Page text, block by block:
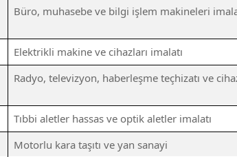
Büro, muhasebe ve bilgi işlem makineleri
Elektrikli makine ve cihazları imalatı
Radyo, televizyon, haberleşme teçhizatı ve
Tıbbi aletler hassas ve optik aletler imalatı
Motorlu kara taşıtı ve yan sanayi